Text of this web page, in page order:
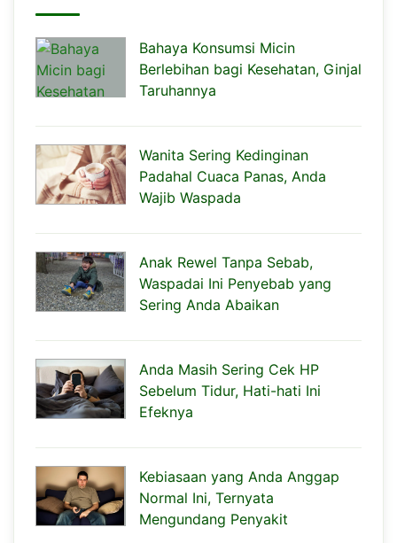
Bahaya Konsumsi Micin
Berlebihan bagi Kesehatan, Ginjal
Taruhannya
Wanita Sering Kedinginan
Padahal Cuaca Panas, Anda
Wajib Waspada
Anak Rewel Tanpa Sebab,
Waspadai Ini Penyebab yang
Sering Anda Abaikan
Anda Masih Sering Cek HP
Sebelum Tidur, Hati-hati Ini
Efeknya
Kebiasaan yang Anda Anggap
Normal Ini, Ternyata
Mengundang Penyakit